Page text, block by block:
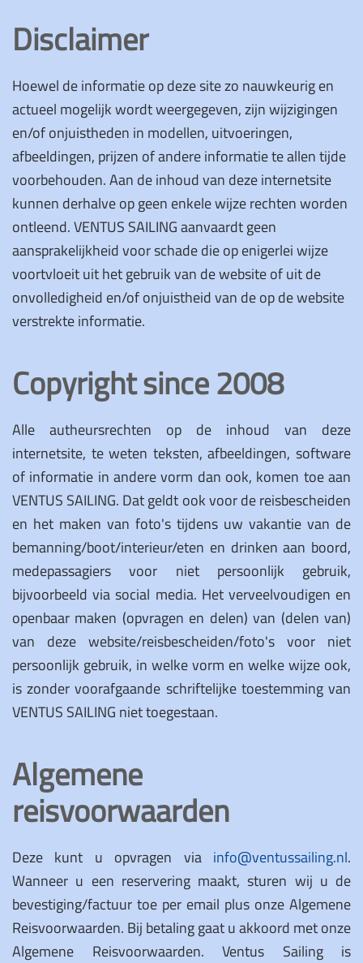
Disclaimer
Hoewel de informatie op deze site zo nauwkeurig en
actueel mogelijk wordt weergegeven, zijn wijzigingen
en/of onjuistheden in modellen, uitvoeringen,
afbeeldingen, prijzen of andere informatie te allen tijde
voorbehouden. Aan de inhoud van deze internetsite
kunnen derhalve op geen enkele wijze rechten worden
ontleend. VENTUS SAILING aanvaardt geen
aansprakelijkheid voor schade die op enigerlei wijze
voortvloeit uit het gebruik van de website of uit de
onvolledigheid en/of onjuistheid van de op de website
verstrekte informatie.
Copyright since 2008
Alle autheursrechten op de inhoud van deze
internetsite, te weten teksten, afbeeldingen, software
of informatie in andere vorm dan ook, komen toe aan
VENTUS SAILING. Dat geldt ook voor de reisbescheiden
en het maken van foto's tijdens uw vakantie van de
bemanning/boot/interieur/eten en drinken aan boord,
medepassagiers voor niet persoonlijk gebruik,
bijvoorbeeld via social media. Het verveelvoudigen en
openbaar maken (opvragen en delen) van (delen van)
van deze website/reisbescheiden/foto's voor niet
persoonlijk gebruik, in welke vorm en welke wijze ook,
is zonder voorafgaande schriftelijke toestemming van
VENTUS SAILING niet toegestaan.
Algemene
reisvoorwaarden
Deze kunt u opvragen via info@ventussailing.nl.
Wanneer u een reservering maakt, sturen wij u de
bevestiging/factuur toe per email plus onze Algemene
Reisvoorwaarden. Bij betaling gaat u akkoord met onze
Algemene Reisvoorwaarden. Ventus Sailing is